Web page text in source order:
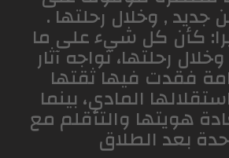
جديد , وخلال رحلتها .
كأن كل شيء على ما
رحلتها، تواجه آثار
فقدت فيها ثقتها
المادي، بينما
هويتها والتأقلم مع
بعد الطلاق